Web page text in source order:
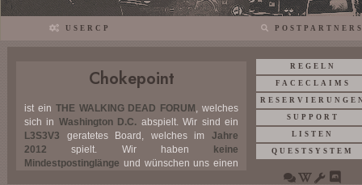
USERCP
Chokepoint
ist ein THE WALKING DEAD FORUM , welches
sich in Washington D.C. abspielt. Wir sind ein
L3S3V3 geratetes Board, welches im Jahre
2012 spielt. Wir haben
keine
Mindestpostinglänge und wünschen uns einen
REGELN
FACECLAIMS
SUPPORT
LISTEN
QUESTSYSTEM